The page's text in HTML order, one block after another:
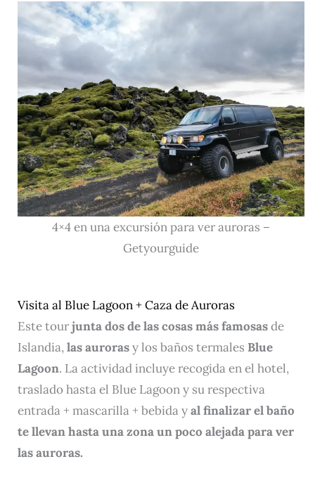
4×4 en una excursión para ver auroras –
Getyourguide
Visita al Blue Lagoon + Caza de Auroras
Este tourjunta dos de las cosas más famosasde
Islandia,las aurorasy los baños termales Blue
Lagoon. La actividad incluye recogida en el hotel,
traslado hasta el Blue Lagoon y su respectiva
entrada + mascarilla + bebida yal finalizar el baño
te llevan hasta una zona un poco alejada para ver
las auroras.